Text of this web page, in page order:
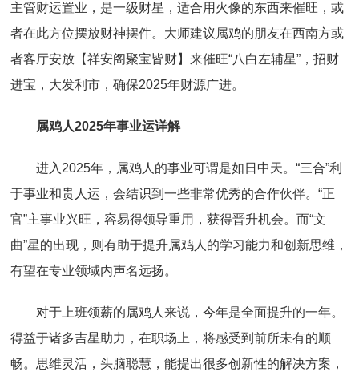
主管财运置业，是一级财星，适合用火像的东西来催旺，或
者在此方位摆放财神摆件。大师建议属鸡的朋友在西南方或
者客厅安放【祥安阁聚宝皆财】来催旺“八白左辅星”，招财
进宝，大发利市，确保2025年财源广进。
属鸡人2025年事业运详解
进入2025年，属鸡人的事业可谓是如日中天。“三合”利
于事业和贵人运，会结识到一些非常优秀的合作伙伴。“正
官”主事业兴旺，容易得领导重用，获得晋升机会。而“文
曲”星的出现，则有助于提升属鸡人的学习能力和创新思维，
有望在专业领域内声名远扬。
对于上班领薪的属鸡人来说，今年是全面提升的一年。
得益于诸多吉星助力，在职场上，将感受到前所未有的顺
畅。思维灵活，头脑聪慧，能提出很多创新性的解决方案，